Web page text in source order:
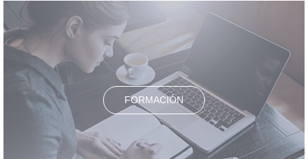
FORMACIÓN